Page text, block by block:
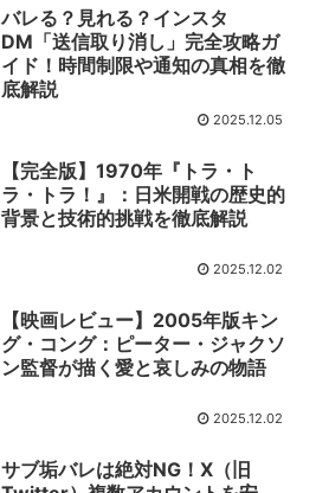
バレる？見れる？インスタ
DM「送信取り消し」完全攻略ガ
イド！時間制限や通知の真相を徹
底解説
2025.12.05
【完全版】1970年『トラ・ト
ラ・トラ！』：日米開戦の歴史的
背景と技術的挑戦を徹底解説
2025.12.02
【映画レビュー】2005年版キン
グ・コング：ピーター・ジャクソ
ン監督が描く愛と哀しみの物語
2025.12.02
サブ垢バレは絶対NG！X（旧